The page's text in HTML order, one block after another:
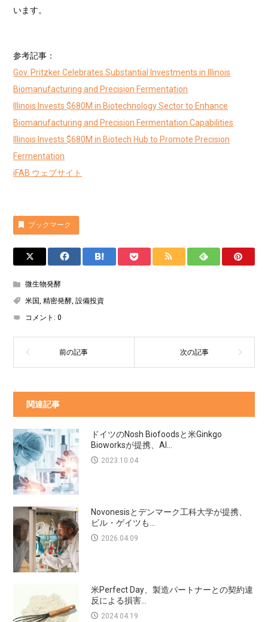
います。
参考記事：
Gov. Pritzker Celebrates Substantial Investments in Illinois
Biomanufacturing and Precision Fermentation
Illinois Invests $680M in Biotechnology Sector to Enhance
Biomanufacturing and Precision Fermentation Capabilities
Illinois Invests $680M in Biotech Hub to Promote Precision
Fermentation
iFAB ウェブサイト
ブックマーク
微生物発酵
米国,精密発酵,設備投資
コメント:0
関連記事
ドイツのNosh Biofoodsと米Ginkgo
Bioworksが提携、AI...
2023.10.04
Novonesisとデンマーク工科大学が提携、
ビル・ゲイツも...
2026.04.09
米Perfect Day、製造パートナーとの契約違
反による損害...
2024.04.19